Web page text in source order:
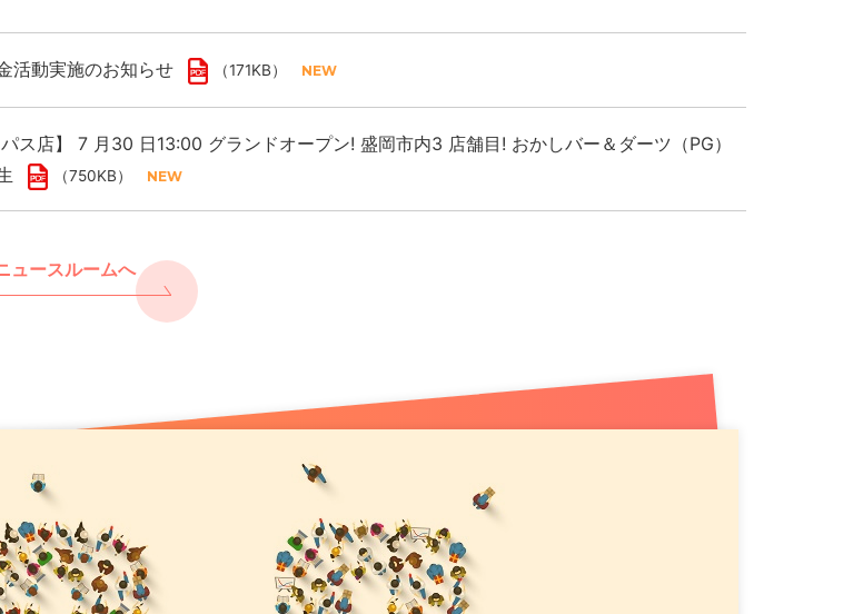
活動実施のお知らせ （171KB）
ス店】 7 月30 日13:00 グランドオープン! 盛岡市内3 店舗目! おかしバー＆ダーツ（PG）
（750KB）
ュースルームへ
ン出店に関するお知らせ （117KB）
説明資料
〔日本基準〕(連結) （577KB）
ねきねこ」で大人のカラオケ利用を促進し市場拡大へ （789KB）
覧
】8 月 7 日 12:00 グランドオープン!札幌平岸エリアに新たなエンタメ空間が誕生!
前店】 8 月 5 日 12:00 グランドオープン!プロ参戦のダーツイベントも開催!